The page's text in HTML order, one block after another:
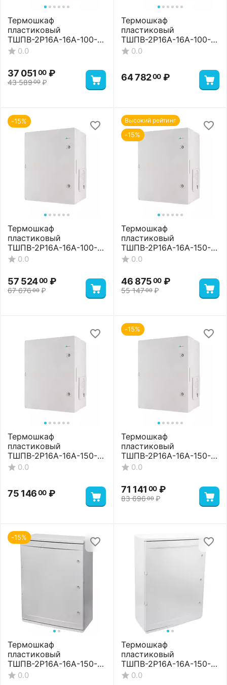
Термошкаф
пластиковый
ТШПВ-2P16A-16A-100-
65-604020 Basic
0.0
43 58900 ₽
37 051 00 ₽
Термошкаф
пластиковый
ТШПВ-2P16A-16A-100-
65-604020 Premium
0.0
64 78200 ₽
-15%
Термошкаф
пластиковый
ТШПВ-2P16A-16A-100-
65-604020 Standart
0.0
67 67600 ₽
57 52400 ₽
Высокий рейтинг
-15%
Термошкаф
пластиковый
ТШПВ-2P16A-16A-150-
105-705025 Basic
0.0
55 14700 ₽
46 87500 ₽
Термошкаф
пластиковый
ТШПВ-2P16A-16A-150-
105-705025 Premium
0.0
75 14600 ₽
-15%
Термошкаф
пластиковый
ТШПВ-2P16A-16A-150-
105-705025 Standart
0.0
83 69600 ₽
71 141 00 ₽
-15%
Термошкаф
пластиковый
ТШПВ-2P16A-16A-150-
105-806026 Basic
0.0
Термошкаф
пластиковый
ТШПВ-2P16A-16A-150-
105-806026 Premium
0.0